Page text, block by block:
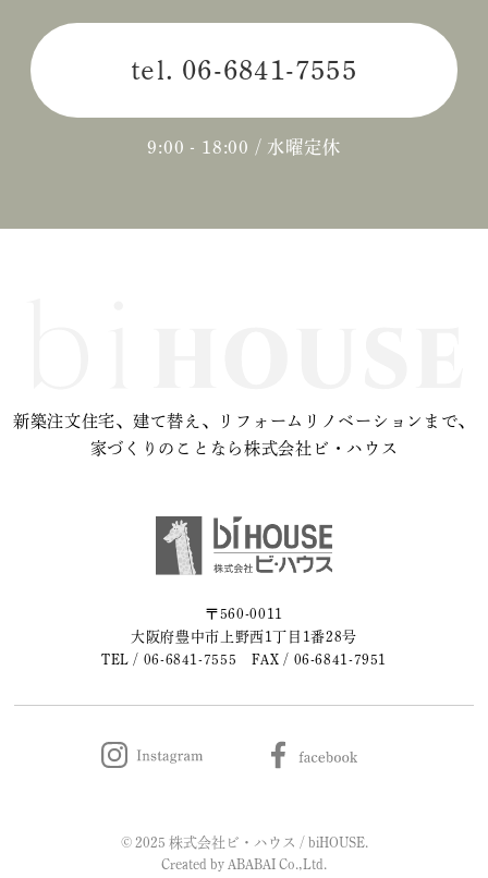
2024年04月 (3)
2024年03月 (2)
2023年12月 (1)
2023年08月 (2)
2023年04月 (2)
2023年03月 (3)
2023年02月 (2)
tel. 06-6841-7555
9:00 - 18:00 / 水曜定休
新築注文住宅、建て替え、リフォームリノベーションまで、
家づくりのことなら株式会社ビ・ハウス
〒560-0011
大阪府豊中市上野西1丁目1番28号
TEL / 06-6841-7555 FAX / 06-6841-7951
© 2025 株式会社ビ・ハウス / biHOUSE.
Created by ABABAI Co.,Ltd.